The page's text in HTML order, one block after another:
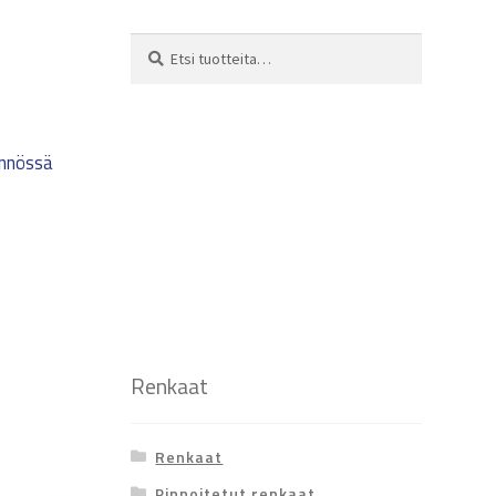
Etsi:
Renkaat
Renkaat